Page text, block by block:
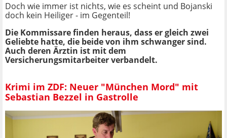
Doch wie immer ist nichts, wie es scheint und Bojanski
doch kein Heiliger - im Gegenteil!
Die Kommissare finden heraus, dass er gleich zwei
Geliebte hatte, die beide von ihm schwanger sind.
Auch deren Ärztin ist mit dem
Versicherungsmitarbeiter verbandelt.
Krimi im ZDF: Neuer "München Mord" mit
Sebastian Bezzel in Gastrolle